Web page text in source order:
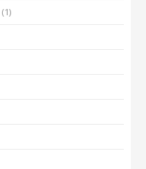
(1)